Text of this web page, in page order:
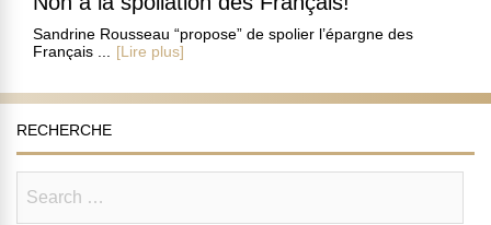
Sandrine Rousseau “propose” de spolier l’épargne des
Français ...
[Lire plus]
RECHERCHE